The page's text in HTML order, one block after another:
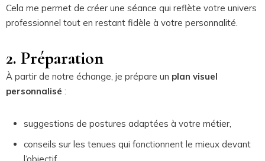
Cela me permet de créer une séance qui reflète votre univers
professionnel tout en restant fidèle à votre personnalité.
2. Préparation
À partir de notre échange, je prépare un plan visuel
personnalisé :
suggestions de postures adaptées à votre métier,
conseils sur les tenues qui fonctionnent le mieux devant